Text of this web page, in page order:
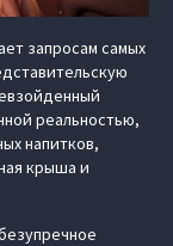
запросам самых
реальностью,
напитков,
крыша и